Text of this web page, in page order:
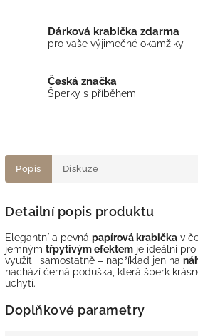
Dárková krabička zdarma
pro vaše výjimečné okamžiky
Česká značka
Šperky s příběhem
Popis Diskuze
Detailní popis produktu
Elegantní a pevná papírová krabička v
jemným třpytivým efektem je ideální
využít i samostatně – například jen na
nachází černá poduška, která šperk
uchytí.
Doplňkové parametry